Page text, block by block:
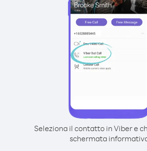
Seleziona il contatto in Viber e
schermata